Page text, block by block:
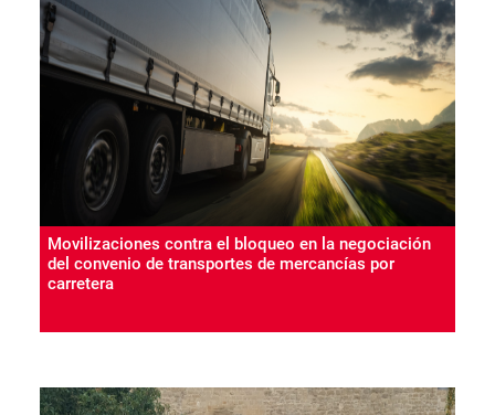
Movilizaciones contra el bloqueo en la negociación
del convenio de transportes de mercancías por
carretera